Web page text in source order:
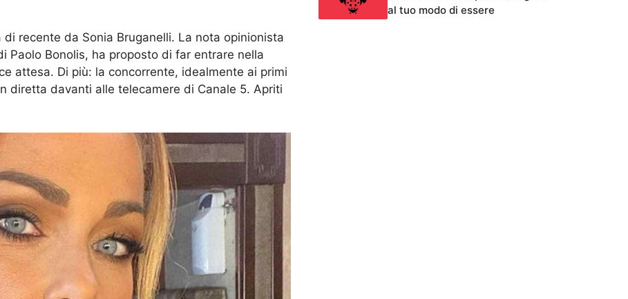
recente da Sonia Bruganelli. La nota opinionista
Paolo Bonolis, ha proposto di far entrare nella
attesa. Di più: la concorrente, idealmente ai primi
diretta davanti alle telecamere di Canale 5. Apriti
al tuo modo di essere